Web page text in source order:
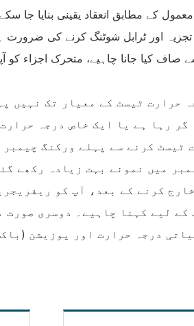
کے مطابق انعقاد یقینی بنایا جا
اور ٹرابل شوٹنگ کرنے کی ضرورت
کیا جانا چاہیے، متحرک اجزاء کو
حرارت ٹیسٹ کے معیار تک نہیں
رہا ہے یا ایک خاص درجہ
ٹیسٹ کرنے سے پہلے ورکنگ
میں نمونے بہت زیادہ رکھے
کرنے کے بعد، آپ کو
لیے کہنا چاہیے۔ دوسری
درجہ حرارت اور پوزیشن